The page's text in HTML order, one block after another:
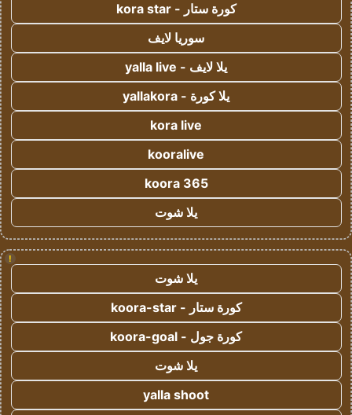
كورة ستار - kora star
سوريا لايف
يلا لايف - yalla live
يلا كورة - yallakora
kora live
kooralive
koora 365
يلا شوت
!
يلا شوت
كورة ستار - koora-star
كورة جول - koora-goal
يلا شوت
yalla shoot